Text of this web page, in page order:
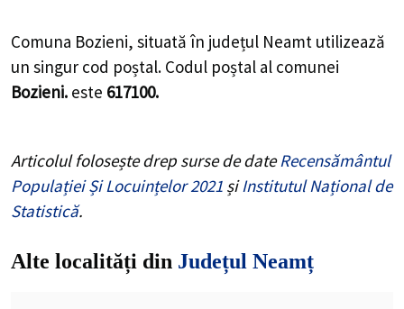
Comuna Bozieni, situată în județul Neamt utilizează
un singur cod poștal. Codul poștal al comunei
Bozieni. este 617100.
Articolul folosește drep surse de dateRecensământul
Populației Și Locuințelor 2021 șiInstitutul Național de
Statistică.
Alte localități din Județul Neamț